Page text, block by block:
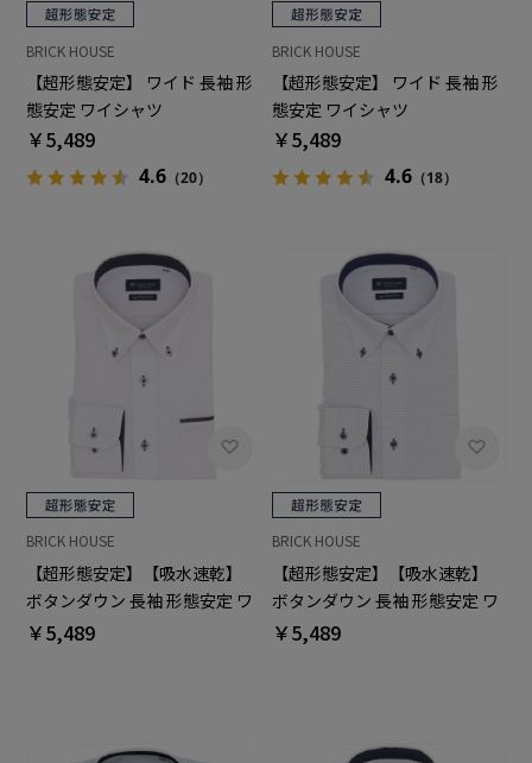
BRICK HOUSE
【超形態安定】 ワイド 長袖 形
態安定 ワイシャツ
￥5,489
4.6（20）
BRICK HOUSE
【超形態安定】 ワイド 長袖 形
態安定 ワイシャツ
￥5,489
4.6 （18）
BRICK HOUSE
【超形態安定】【吸水速乾】
ボタンダウン 長袖 形態安定 ワ
イシャツ
￥5,489
BRICK HOUSE
【超形態安定】【吸水速乾】
ボタンダウン 長袖 形態安定 ワ
イシャツ
￥5,489